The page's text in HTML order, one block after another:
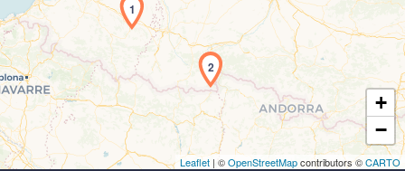
Chargement de la carte en cours...
1
2
+
−
Leaflet | ©OpenStreetMapcontributors ©CARTO